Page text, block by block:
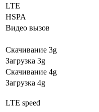
LTE
HSPA
Видео вызов
Скачивание 3g
Загрузка 3g
Скачивание 4g
Загрузка 4g
LTE speed